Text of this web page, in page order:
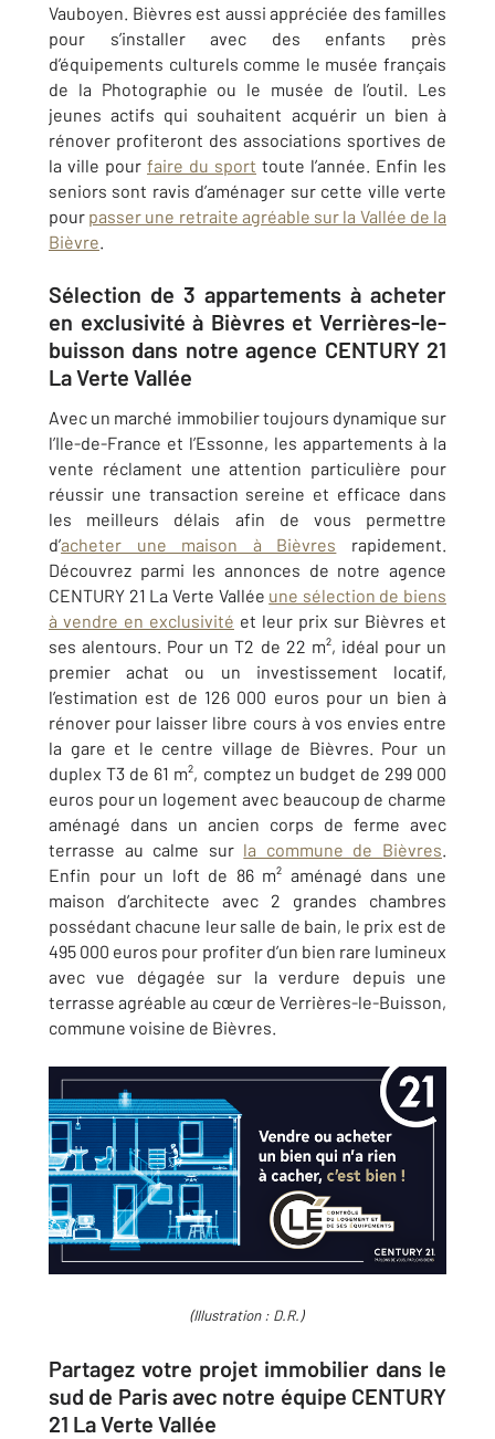
Vauboyen. Bièvres est aussi appréciée des familles
pour s’installer avec des enfants près
d’équipements culturels comme le musée français
de la Photographie ou le musée de l’outil. Les
jeunes actifs qui souhaitent acquérir un bien à
rénover profiteront des associations sportives de
la ville pour faire du sport toute l’année. Enfin les
seniors sont ravis d’aménager sur cette ville verte
pour passer une retraite agréable sur la Vallée de la
Bièvre.
Sélection de 3 appartements à acheter
en exclusivité à Bièvres et Verrières-le-
buisson dans notre agence CENTURY 21
La Verte Vallée
Avec un marché immobilier toujours dynamique sur
l’Ile-de-France et l’Essonne, les appartements à la
vente réclament une attention particulière pour
réussir une transaction sereine et efficace dans
les meilleurs délais afin de vous permettre
d’acheter une maison à Bièvres rapidement.
Découvrez parmi les annonces de notre agence
CENTURY 21 La Verte Vallée une sélection de biens
à vendre en exclusivité et leur prix sur Bièvres et
ses alentours. Pour un T2 de 22 m², idéal pour un
premier achat ou un investissement locatif,
l’estimation est de 126 000 euros pour un bien à
rénover pour laisser libre cours à vos envies entre
la gare et le centre village de Bièvres. Pour un
duplex T3 de 61 m², comptez un budget de 299 000
euros pour un logement avec beaucoup de charme
aménagé dans un ancien corps de ferme avec
terrasse au calme sur la commune de Bièvres.
Enfin pour un loft de 86 m² aménagé dans une
maison d’architecte avec 2 grandes chambres
possédant chacune leur salle de bain, le prix est de
495 000 euros pour profiter d’un bien rare lumineux
avec vue dégagée sur la verdure depuis une
terrasse agréable au cœur de Verrières-le-Buisson,
commune voisine de Bièvres.
(Illustration : D.R.)
Partagez votre projet immobilier dans le
sud de Paris avec notre équipe CENTURY
21 La Verte Vallée